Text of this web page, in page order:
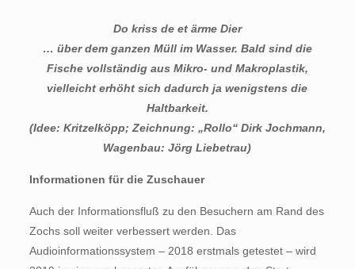
Do kriss de et ärme Dier
… über dem ganzen Müll im Wasser. Bald sind die
Fische vollständig aus Mikro- und Makroplastik,
vielleicht erhöht sich dadurch ja wenigstens die
Haltbarkeit.
(Idee: Kritzelköpp; Zeichnung: „Rollo“ Dirk Jochmann,
Wagenbau: Jörg Liebetrau)
Informationen für die Zuschauer
Auch der Informationsfluß zu den Besuchern am Rand des
Zochs soll weiter verbessert werden. Das
Audioinformationssystem – 2018 erstmals getestet – wird